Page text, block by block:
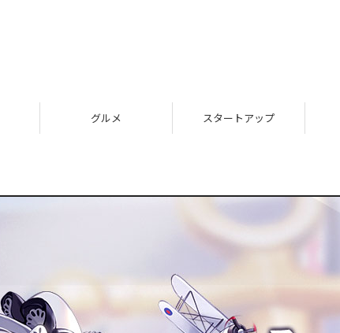
グルメ スタートアップ